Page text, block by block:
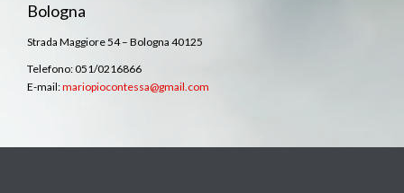
Bologna
Strada Maggiore 54 – Bologna 40125
Telefono: 051/0216866
E-mail:mariopiocontessa@gmail.com